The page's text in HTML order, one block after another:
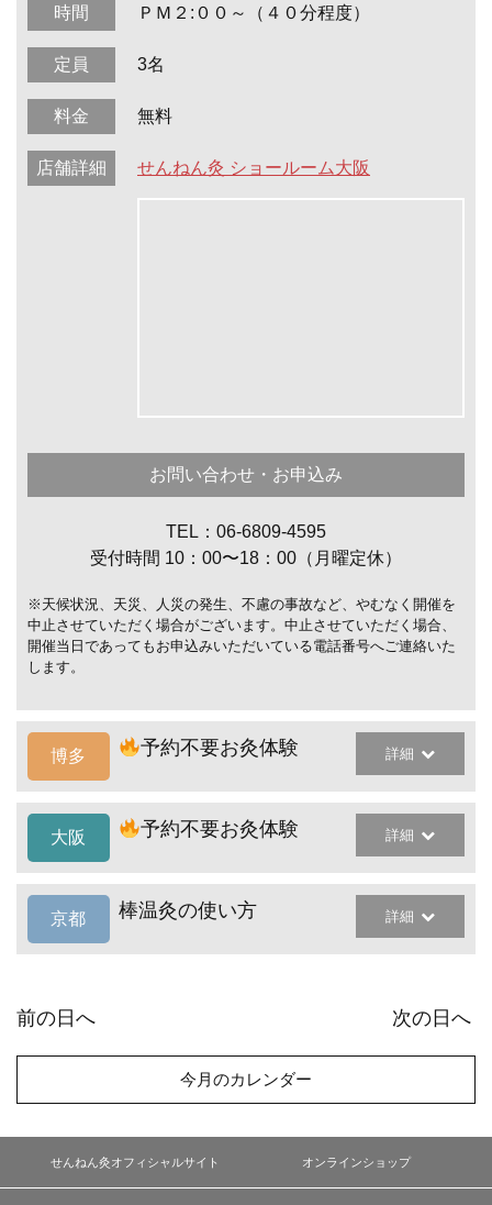
時間 ＰＭ２:００～（４０分程度）
定員 3名
料金 無料
店舗詳細 せんねん灸 ショールーム大阪
お問い合わせ・お申込み
TEL：06-6809-4595
受付時間 10：00〜18：00（月曜定休）
※天候状況、天災、人災の発生、不慮の事故など、やむなく開催を
中止させていただく場合がございます。中止させていただく場合、
開催当日であってもお申込みいただいている電話番号へご連絡いた
します。
博多 予約不要お灸体験 詳細
大阪 予約不要お灸体験 詳細
京都 棒温灸の使い方 詳細
前の日へ 次の日へ
今月のカレンダー
せんねん灸オフィシャルサイト オンラインショップ